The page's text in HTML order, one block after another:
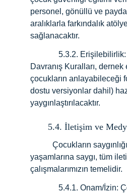
personel, gönüllü ve
aralıklarla farkındalık
sağlanacaktır.
              5.3.2
.
Davranış Kuralları,
çocukların anlayabileceği
dostu versiyonlar dahil)
yaygınlaştırılacaktır.
5.4. İletişim ve
yaşamlarına saygı, tüm
çalışmalarımızın temelidir.